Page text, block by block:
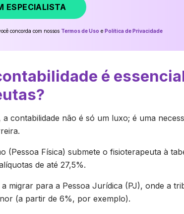
ESPECIALISTA
concorda com nossos Termos de Uso e Política de Privacidade
é
contabilidade não é só um luxo; é uma
(Pessoa Física) submete o fisioterapeuta à
de até 27,5%.
a migrar para a Pessoa Jurídica (PJ), onde a
(a partir de 6%, por exemplo).